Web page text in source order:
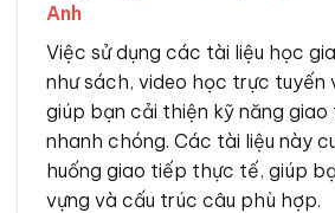
Anh
Việc sử dụng các tài liệu học
như sách, video học trực tuyến
giúp bạn cải thiện kỹ năng
nhanh chóng. Các tài liệu này
huống giao tiếp thực tế, giúp
vựng và cấu trúc câu phù hợp.